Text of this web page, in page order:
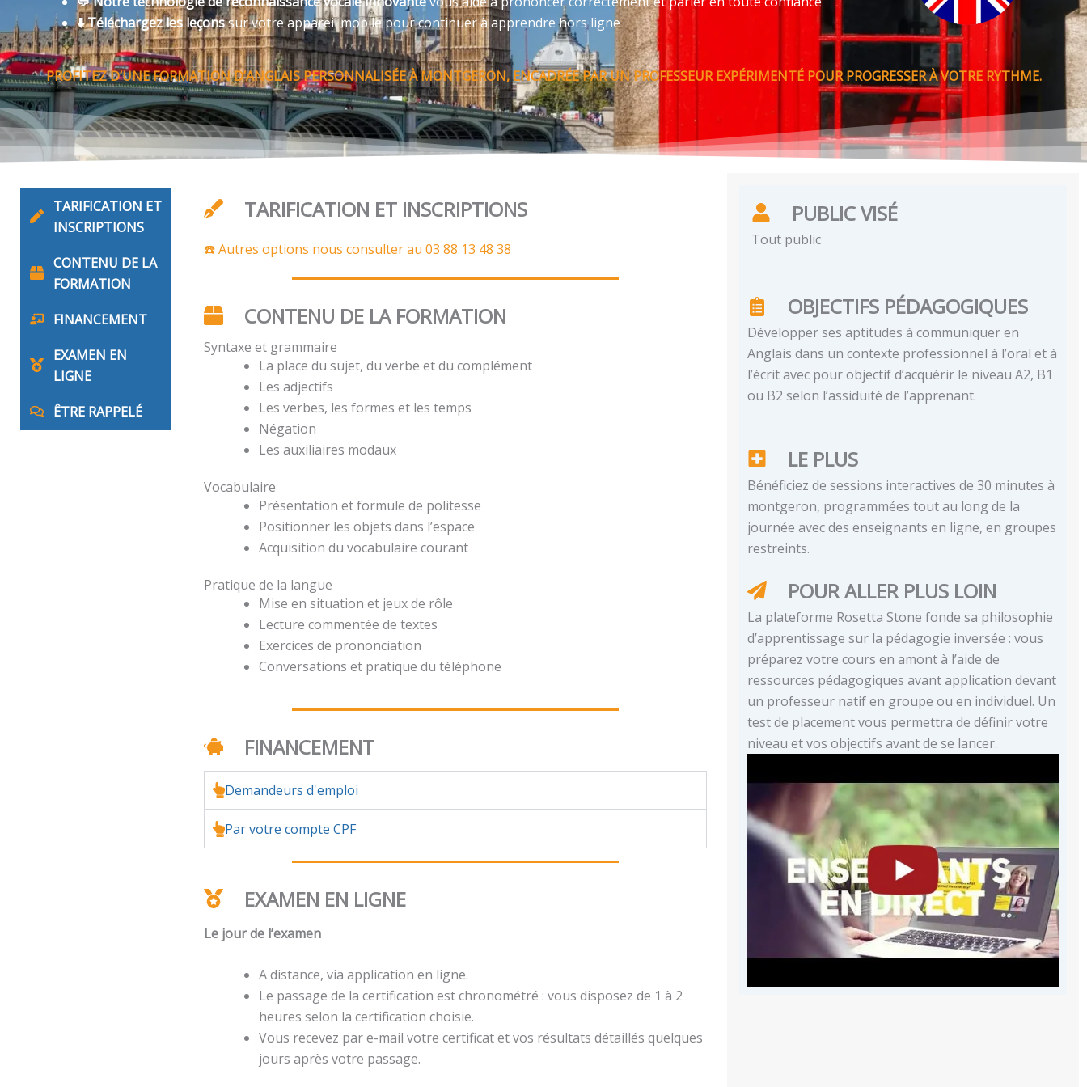
⬇️ Téléchargez les leçonssur votre appareil mobile pour continuer à apprendre hors ligne
PROFITEZ D’UNE FORMATION D’ANGLAIS PERSONNALISÉE À MONTGERON, ENCADRÉE PAR UN PROFESSEUR EXPÉRIMENTÉ POUR PROGRESSER À VOTRE RYTHME.
TARIFICATION ET
INSCRIPTIONS
CONTENU DE LA
FORMATION
FINANCEMENT
EXAMEN EN
LIGNE
ÊTRE RAPPELÉ
TARIFICATION ET INSCRIPTIONS
☎️ Autres options nous consulter au 03 88 13 48 38
CONTENU DE LA FORMATION
Syntaxe et grammaire
La place du sujet, du verbe et du complément
Les adjectifs
Les verbes, les formes et les temps
Négation
Les auxiliaires modaux
Vocabulaire
Présentation et formule de politesse
Positionner les objets dans l’espace
Acquisition du vocabulaire courant
Pratique de la langue
Mise en situation et jeux de rôle
Lecture commentée de textes
Exercices de prononciation
Conversations et pratique du téléphone
FINANCEMENT
Demandeurs d'emploi
Par votre compte CPF
EXAMEN EN LIGNE
Le jour de l’examen
A distance, via application en ligne.
Le passage de la certification est chronométré : vous disposez de 1 à 2
heures selon la certification choisie.
Vous recevez par e-mail votre certificat et vos résultats détaillés quelques
jours après votre passage.
PUBLIC VISÉ
Tout public
OBJECTIFS PÉDAGOGIQUES
Développer ses aptitudes à communiquer en
Anglais dans un contexte professionnel à l’oral et à
l’écrit avec pour objectif d’acquérir le niveau A2, B1
ou B2 selon l’assiduité de l’apprenant.
LE PLUS
Bénéficiez de sessions interactives de 30 minutes à
montgeron, programmées tout au long de la
journée avec des enseignants en ligne, en groupes
restreints.
POUR ALLER PLUS LOIN
La plateforme Rosetta Stone fonde sa philosophie
d’apprentissage sur la pédagogie inversée : vous
préparez votre cours en amont à l’aide de
ressources pédagogiques avant application devant
un professeur natif en groupe ou en individuel. Un
test de placement vous permettra de définir votre
niveau et vos objectifs avant de se lancer.